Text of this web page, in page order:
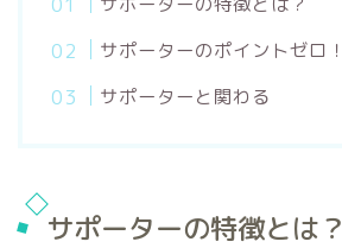
サポーターのポイントゼロ！
サポーターと関わる
サポーターの特徴とは？